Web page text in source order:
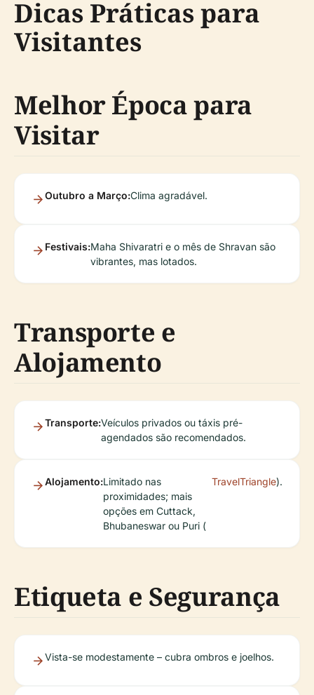
Dicas Práticas para
Visitantes
Melhor Época para
Visitar
Outubro a Março:Clima agradável.
Festivais:Maha Shivaratri e o mês de Shravan são
vibrantes, mas lotados.
Transporte e
Alojamento
Transporte:Veículos privados ou táxis pré-
agendados são recomendados.
Alojamento:Limitado nas
proximidades; mais
opções em Cuttack,
Bhubaneswar ou Puri (
TravelTriangle).
Etiqueta e Segurança
Vista-se modestamente – cubra ombros e joelhos.